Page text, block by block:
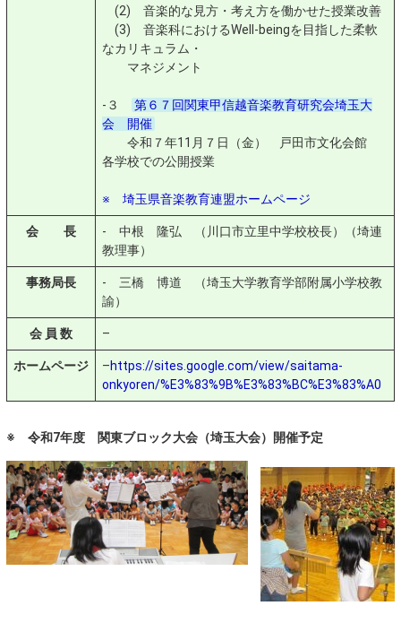
(2) 音楽的な見方・考え方を働かせた授業改善
(3) 音楽科におけるWell-beingを目指した柔軟
なカリキュラム・
マネジメント
-３
第６７回関東甲信越音楽教育研究会埼玉大
会 開催
令和７年11月７日（金） 戸田市文化会館
各学校での公開授業
※ 埼玉県音楽教育連盟ホームページ
会 長
- 中根 隆弘 （川口市立里中学校校長）（埼連
教理事）
事務局長
- 三橋 博道 （埼玉大学教育学部附属小学校教
諭）
会 員 数 –
ホームページ –https://sites.google.com/view/saitama-
onkyoren/%E3%83%9B%E3%83%BC%E3%83%A0
※ 令和7年度 関東ブロック大会（埼玉大会）開催予定